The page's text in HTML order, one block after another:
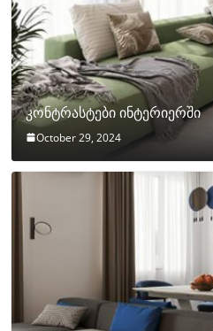
კონტრასტები ინტერიერში
October 29, 2024